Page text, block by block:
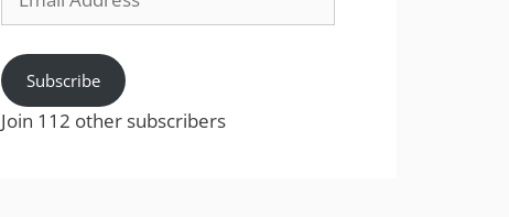
Address
Subscribe
Join 112 other subscribers